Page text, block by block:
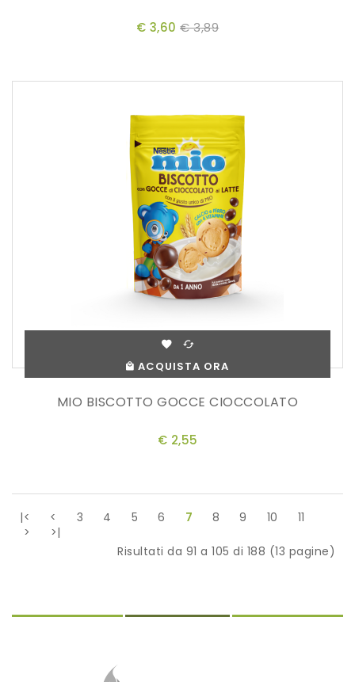
€ 3,60 € 3,89
ACQUISTA ORA
MIO BISCOTTO GOCCE CIOCCOLATO
€ 2,55
|< < 3 4 5 6 7 8 9 10
11
>
>|
Risultati da 91 a 105 di 188 (13 pagine)